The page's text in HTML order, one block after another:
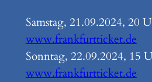
Samstag, 21.09.2024, 20
www.frankfurtticket.de
Sonntag, 22.09.2024, 15
www.frankfurtticket.de